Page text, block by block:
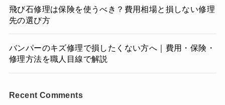
飛び石修理は保険を使うべき？費用相場と損しない修理
先の選び方
バンパーのキズ修理で損したくない方へ｜費用・保険・
修理方法を職人目線で解説
Recent Comments